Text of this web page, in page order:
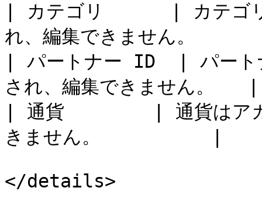
| カテゴリ      | カテゴリ
れ、編集できません。
| パートナー ID  | パート
され、編集できません。   |
| 通貨        | 通貨はアカ
きません。          |
</details>